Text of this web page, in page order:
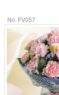
No. FV057